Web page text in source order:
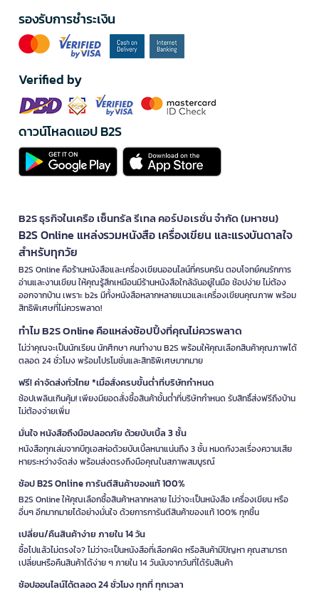
รองรับการชำระเงิน
Verified by
ดาวน์โหลดแอป B2S
B2S ธุรกิจในเครือ เซ็นทรัล รีเทล คอร์ปอเรชั่น จำกัด (มหาชน)
B2S Online แหล่งรวมหนังสือ เครื่องเขียน และแรงบันดาลใจ
สำหรับทุกวัย
B2S Online คือร้านหนังสือและเครื่องเขียนออนไลน์ที่ครบครัน ตอบโจทย์คนรักการ
อ่านและงานเขียน ให้คุณรู้สึกเหมือนมีร้านหนังสือใกล้ฉันอยู่ในมือ ช้อปง่าย ไม่ต้อง
ออกจากบ้าน เพราะ b2s มีทั้งหนังสือหลากหลายแนวและเครื่องเขียนคุณภาพ พร้อม
สิทธิพิเศษที่ไม่ควรพลาด!
ทำไม B2S Online คือแหล่งช้อปปิ้งที่คุณไม่ควรพลาด
ไม่ว่าคุณจะเป็นนักเรียน นักศึกษา คนทำงาน B2S พร้อมให้คุณเลือกสินค้าคุณภาพได้
ตลอด 24 ชั่วโมง พร้อมโปรโมชั่นและสิทธิพิเศษมากมาย
ฟรี! ค่าจัดส่งทั่วไทย *เมื่อสั่งครบขั้นต่ำที่บริษัทกำหนด
ช้อปเพลินเกินคุ้ม! เพียงมียอดสั่งซื้อสินค้าขั้นต่ำที่บริษัทกำหนด รับสิทธิ์ส่งฟรีถึงบ้าน
ไม่ต้องจ่ายเพิ่ม
มั่นใจ หนังสือถึงมือปลอดภัย ด้วยบับเบิ้ล 3 ชั้น
หนังสือทุกเล่มจากบีทูเอสห่อด้วยบับเบิ้ลหนาแน่นถึง 3 ชั้น หมดกังวลเรื่องความเสีย
หายระหว่างจัดส่ง พร้อมส่งตรงถึงมือคุณในสภาพสมบูรณ์
ช้อป B2S Online การันตีสินค้าของแท้ 100%
B2S Online ให้คุณเลือกซื้อสินค้าหลากหลาย ไม่ว่าจะเป็นหนังสือ เครื่องเขียน หรือ
อื่นๆ อีกมากมายได้อย่างมั่นใจ ด้วยการการันตีสินค้าของแท้ 100% ทุกชิ้น
เปลี่ยน/คืนสินค้าง่าย ภายใน 14 วัน
ซื้อไปแล้วไม่ตรงใจ? ไม่ว่าจะเป็นหนังสือที่เลือกผิด หรือสินค้ามีปัญหา คุณสามารถ
เปลี่ยนหรือคืนสินค้าได้ง่าย ๆ ภายใน 14 วันนับจากวันที่ได้รับสินค้า
ช้อปออนไลน์ได้ตลอด 24 ชั่วโมง ทุกที่ ทุกเวลา